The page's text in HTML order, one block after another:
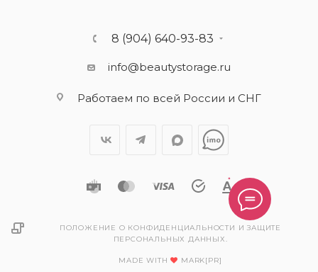
8 (904) 640-93-83
info@beautystorage.ru
Работаем по всей России и СНГ
ПОЛОЖЕНИЕ О КОНФИДЕНЦИАЛЬНОСТИ И ЗАЩИТЕ
ПЕРСОНАЛЬНЫХ ДАННЫХ.
MADE WITH MARK[PR]